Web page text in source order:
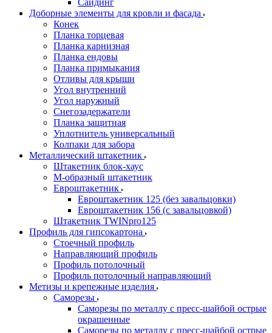
Сайдинг
Доборные элементы для кровли и фасада
Конек
Планка торцевая
Планка карнизная
Планка ендовы
Планка примыкания
Отливы для крыши
Угол внутренний
Угол наружный
Снегозадержатели
Планка защитная
Уплотнитель универсальный
Колпаки для забора
Металлический штакетник
Штакетник блок-хаус
М-образный штакетник
Евроштакетник
Евроштакетник 125 (без завальцовки)
Евроштакетник 156 (с завальцовкой)
Штакетник TWINpro125
Профиль для гипсокартона
Стоечный профиль
Направляющий профиль
Профиль потолочный
Профиль потолочный направляющий
Метизы и крепежные изделия
Саморезы
Саморезы по металлу с пресс-шайбой острые
окрашенные
Саморезы по металлу с пресс-шайбой острые